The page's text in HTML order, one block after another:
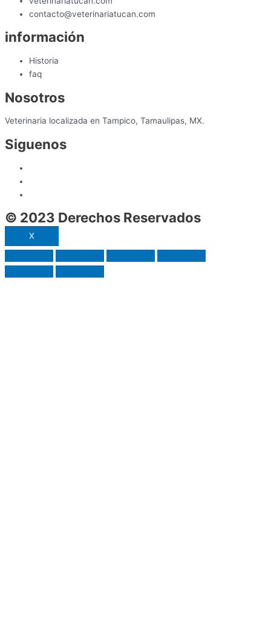
contacto@veterinariatucan.com
información
Historia
faq
Nosotros
Veterinaria localizada en Tampico, Tamaulipas, MX.
Siguenos
© 2023 Derechos Reservados
X